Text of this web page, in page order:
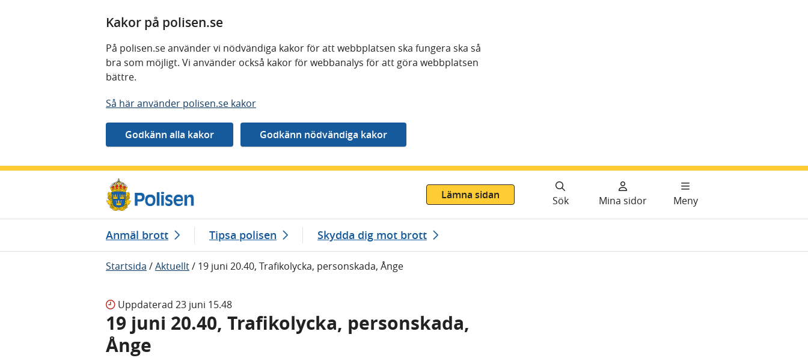
Kakor på polisen.se
På polisen.se använder vi nödvändiga kakor för att webbplatsen ska fungera ska så
bra som möjligt. Vi använder också kakor för webbanalys för att göra webbplatsen
bättre.
Så här använder polisen.se kakor
Lämna sidan
Sök Mina sidor Meny
Anmäl brott Tipsa polisen Skydda dig mot brott
Startsida /Aktuellt/ 19 juni 20.40, Trafikolycka, personskada, Ånge
Uppdaterad 23 juni 15.48
19 juni 20.40, Trafikolycka, personskada,
Ånge